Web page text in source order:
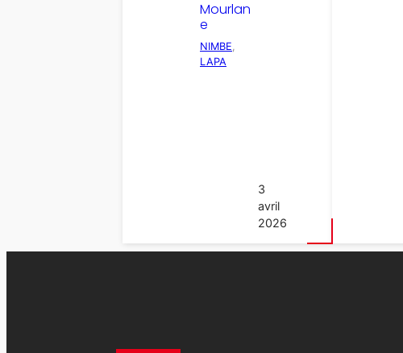
Mourlan
e
NIMBE
LAPA
3
avril
2026